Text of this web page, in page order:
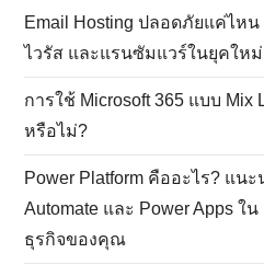
Email Hosting ปลอดภัยแค่ไหน
ไวรัส และแรนซัมแวร์ในยุคใหม่
การใช้ Microsoft 365 แบบ Mix
หรือไม่?
Power Platform คืออะไร? แนะ
Automate และ Power Apps ใ
ธุรกิจของคุณ